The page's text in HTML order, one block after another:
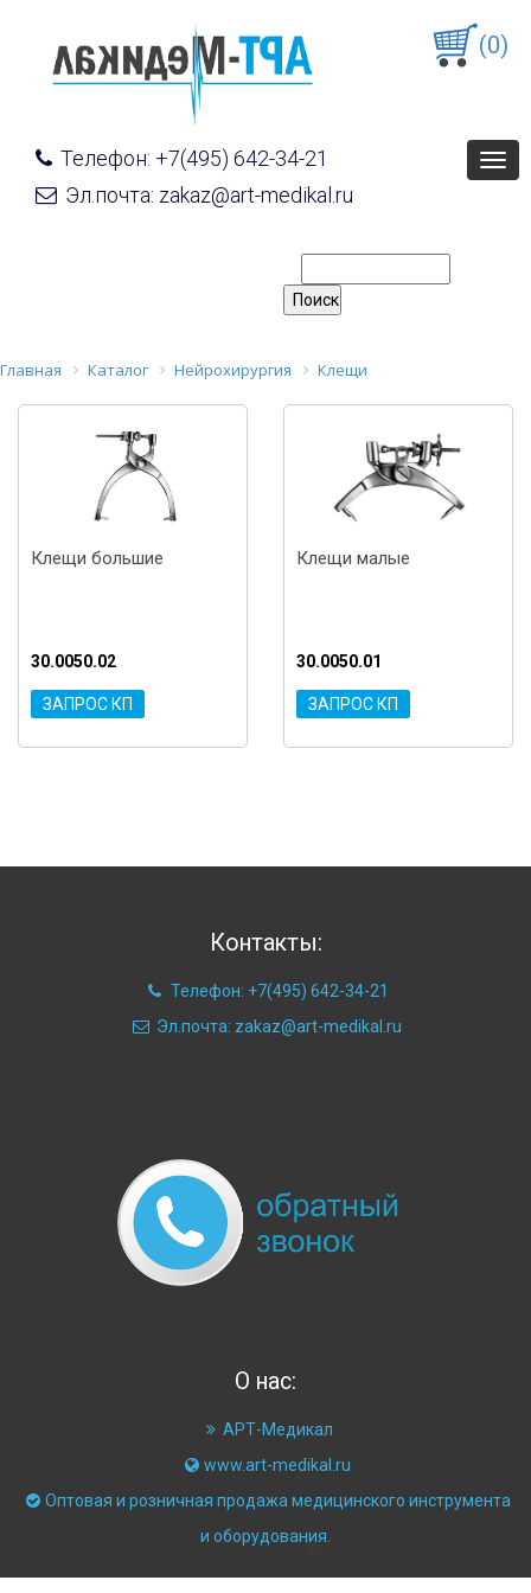
Телефон: +7(495) 642-34-21
Эл.почта: zakaz@art-medikal.ru
(0)
Главная Каталог Нейрохирургия Клещи
Клещи большие
30.0050.02
ЗАПРОС КП
Клещи малые
30.0050.01
ЗАПРОС КП
Контакты:
Телефон: +7(495) 642-34-21
Эл.почта: zakaz@art-medikal.ru
О нас:
АРТ-Медикал
www.art-medikal.ru
Оптовая и розничная продажа медицинского инструмента
и оборудования.